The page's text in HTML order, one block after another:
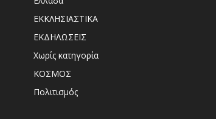
ΕΚΚΛΗΣΙΑΣΤΙΚΑ
ΕΚΔΗΛΩΣΕΙΣ
Χωρίς κατηγορία
ΚΟΣΜΟΣ
Πολιτισμός